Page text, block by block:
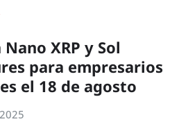
XRP y Sol
para empresarios
el 18 de agosto